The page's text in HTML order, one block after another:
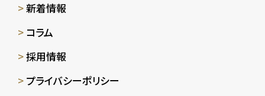
新着情報
コラム
採用情報
プライバシーポリシー